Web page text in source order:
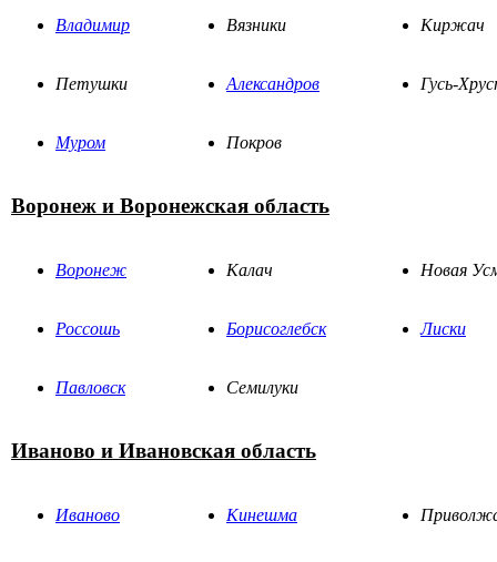
Владимир Вязники Киржач
Петушки Александров Гусь-
Муром Покров
Воронеж и Воронежская область
Воронеж Калач Новая
Россошь Борисоглебск Лиски
Павловск Семилуки
Иваново и Ивановская область
Иваново Кинешма